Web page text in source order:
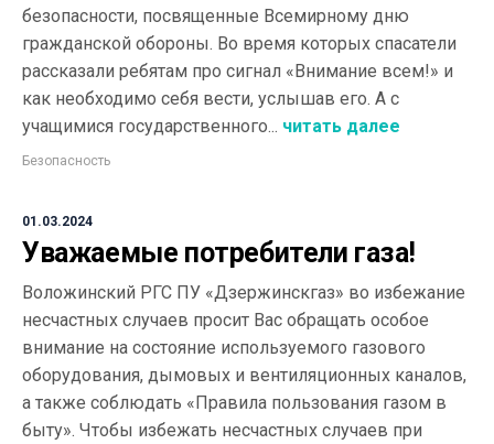
безопасности, посвященные Всемирному дню
гражданской обороны. Во время которых спасатели
рассказали ребятам про сигнал «Внимание всем!» и
как необходимо себя вести, услышав его. А с
учащимися государственного... читать далее
Безопасность
01.03.2024
Уважаемые потребители газа!
Воложинский РГС ПУ «Дзержинскгаз» во избежание
несчастных случаев просит Вас обращать особое
внимание на состояние используемого газового
оборудования, дымовых и вентиляционных каналов,
а также соблюдать «Правила пользования газом в
быту». Чтобы избежать несчастных случаев при